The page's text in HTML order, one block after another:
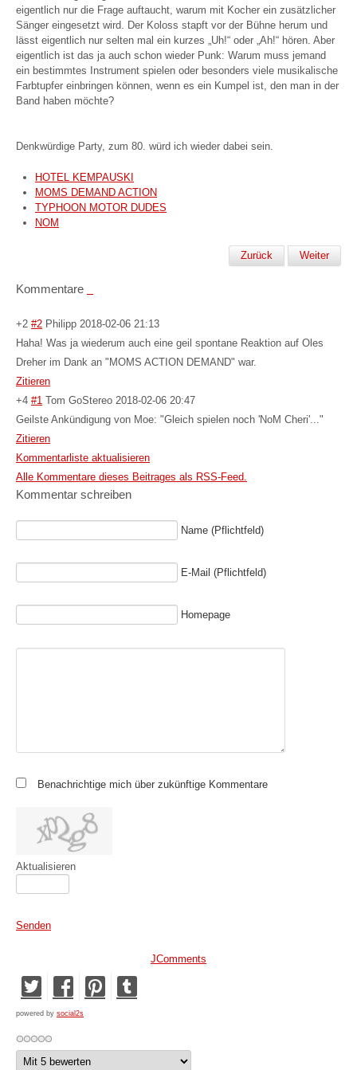
eigentlich nur die Frage auftaucht, warum mit Kocher ein zusätzlicher
Sänger eingesetzt wird. Der Koloss stapft vor der Bühne herum und
lässt eigentlich nur selten mal ein kurzes „Uh!“ oder „Ah!“ hören. Aber
eigentlich ist das ja auch schon wieder Punk: Warum muss jemand
ein bestimmtes Instrument spielen oder besonders viele musikalische
Farbtupfer einbringen können, wenn es ein Kumpel ist, den man in der
Band haben möchte?
Denkwürdige Party, zum 80. würd ich wieder dabei sein.
HOTEL KEMPAUSKI
MOMS DEMAND ACTION
TYPHOON MOTOR DUDES
NOM
Zurück Weiter
Kommentare
+2 #2 Philipp 2018-02-06 21:13
Haha! Was ja wiederum auch eine geil spontane Reaktion auf Oles
Dreher im Dank an "MOMS ACTION DEMAND" war.
Zitieren
+4 #1 Tom GoStereo 2018-02-06 20:47
Geilste Ankündigung von Moe: "Gleich spielen noch 'NoM Cheri'..."
Zitieren
Kommentarliste aktualisieren
Alle Kommentare dieses Beitrages als RSS-Feed.
Kommentar schreiben
Name (Pflichtfeld)
E-Mail (Pflichtfeld)
Homepage
Benachrichtige mich über zukünftige Kommentare
Aktualisieren
Senden
JComments
powered by social2s